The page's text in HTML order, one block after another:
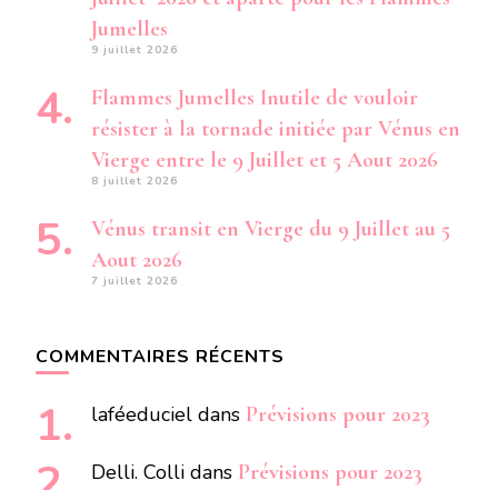
Jumelles
9 juillet 2026
Flammes Jumelles Inutile de vouloir
résister à la tornade initiée par Vénus en
Vierge entre le 9 Juillet et 5 Aout 2026
8 juillet 2026
Vénus transit en Vierge du 9 Juillet au 5
Aout 2026
7 juillet 2026
COMMENTAIRES RÉCENTS
laféeduciel dans Prévisions pour 2023
Delli. Colli dans Prévisions pour 2023